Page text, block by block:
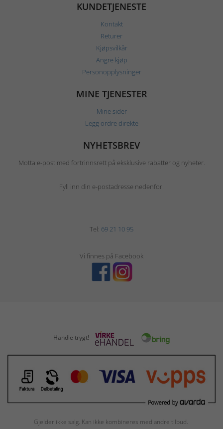
KUNDETJENESTE
Kontakt
Returer
Kjøpsvilkår
Angre kjøp
Personopplysninger
MINE TJENESTER
Mine sider
Legg ordre direkte
NYHETSBREV
Motta e-post med fortrinnsrett på eksklusive rabatter og nyheter.
Fyll inn din e-postadresse nedenfor.
Tel: 69 21 10 95
Vi finnes på Facebook
Handle trygt!
Gjelder ikke salg. Kan ikke kombineres med andre tilbud.